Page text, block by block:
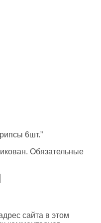
6шт.”
Обязательные
сайта в этом